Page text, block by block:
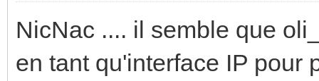
NicNac .... il semble que
en tant qu'interface IP pour